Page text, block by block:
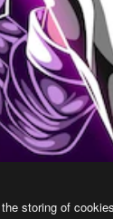
storing of